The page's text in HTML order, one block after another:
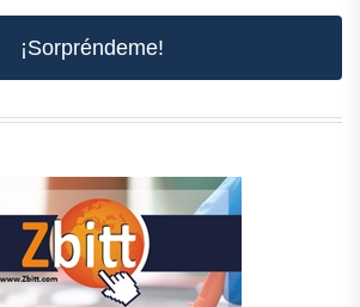
¡Sorpréndeme!